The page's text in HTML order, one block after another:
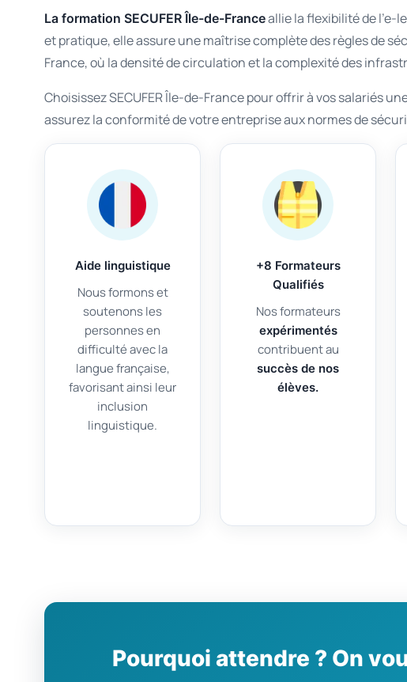
La formation SECUFER Île-de-Franceallie la flexibilité de l'e-
et pratique, elle assure une maîtrise complète des règles de
France, où la densité de circulation et la complexité des
Choisissez SECUFER Île-de-France pour offrir à vos salariés
assurez la conformité de votre entreprise aux normes de
Aide linguistique
Nous formons et
soutenons les
personnes en
difficulté avec la
langue française,
favorisant ainsi leur
inclusion
linguistique.
+8 Formateurs
Qualifiés
Nos formateurs
expérimentés
contribuent au
succès de nos
élèves.
Pourquoi attendre ? On